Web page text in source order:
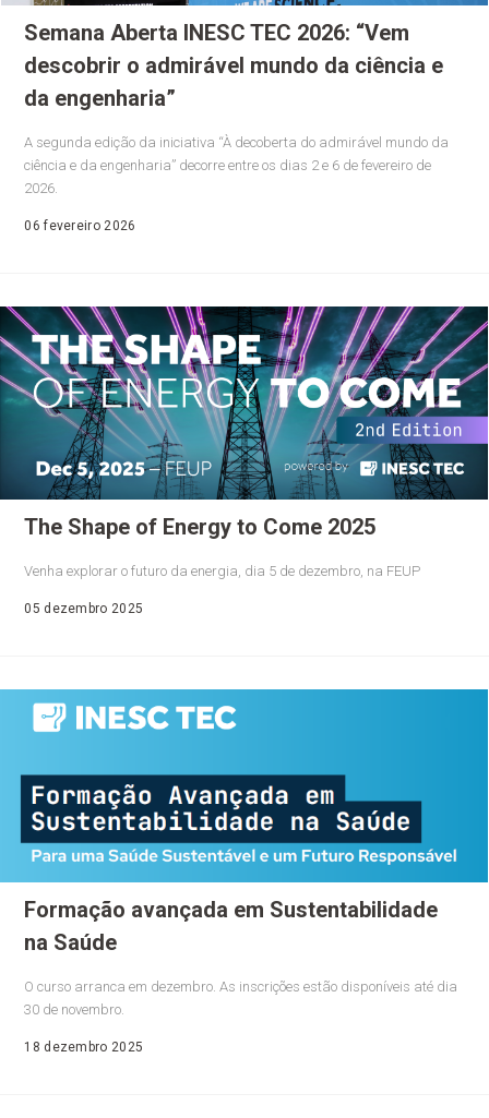
Semana Aberta INESC TEC 2026: “Vem
descobrir o admirável mundo da ciência e
da engenharia”
A segunda edição da iniciativa “À decoberta do admirável mundo da
ciência e da engenharia” decorre entre os dias 2 e 6 de fevereiro de
2026.
06 fevereiro 2026
The Shape of Energy to Come 2025
Venha explorar o futuro da energia, dia 5 de dezembro, na FEUP
05 dezembro 2025
Formação avançada em Sustentabilidade
na Saúde
O curso arranca em dezembro. As inscrições estão disponíveis até dia
30 de novembro.
18 dezembro 2025